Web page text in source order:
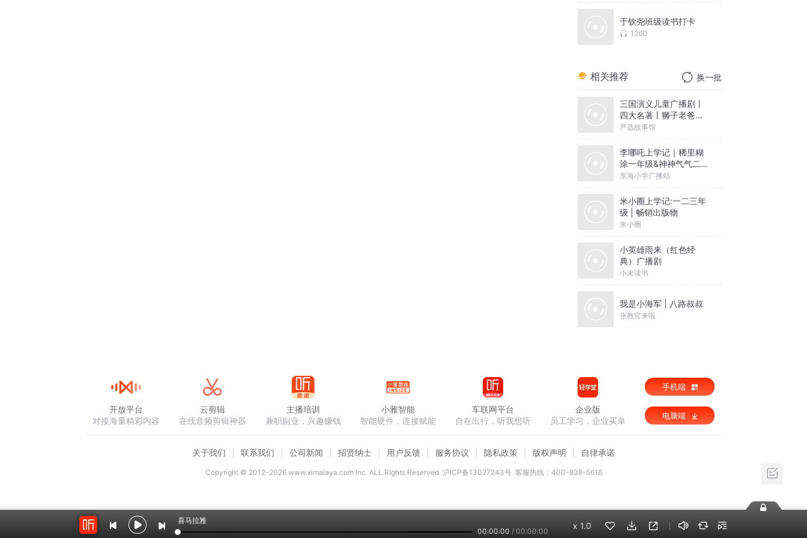
于钦尧班级读书打卡
1260
相关推荐 换一批
三国演义儿童广播剧丨
四大名著丨狮子老爸历
史故事
严选故事馆
李哪吒上学记｜稀里糊
涂一年级&神神气气二年
级
东海小学广播站
米小圈上学记:一二三年
级 | 畅销出版物
米小圈
小英雄雨来（红色经
典）广播剧
小未读书
我是小海军 | 八路叔叔
张教官来啦
喜马拉雅
00:00:00 / 00:00:00
x 1.0
开放平台
对接海量精彩内容
云剪辑
在线音频剪辑神器
主播培训
兼职副业，兴趣赚钱
小雅智能
智能硬件，连接赋能
车联网平台
自在出行，听我想听
企业版
员工学习，企业买单
手机端
电脑端
关于我们 联系我们 公司新闻 招贤纳士 用户反馈 服务协议 隐私政策 版权声明 自律承诺
Copyright © 2012-2026www.ximalaya.com lnc. ALL Rights Reserved 沪ICP备13027243号 客服热线：400-838-5616